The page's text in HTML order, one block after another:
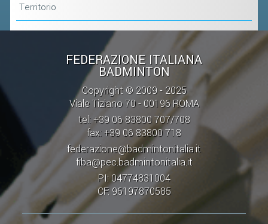
Territorio
FEDERAZIONE ITALIANA
BADMINTON
Copyright © 2009 - 2025
Viale Tiziano 70 - 00196 ROMA
tel: +39 06 83800 707/708
fax: +39 06 83800 718
federazione@badmintonitalia.it
fiba@pec.badmintonitalia.it
PI: 04774831004
CF: 96197870585
UFFICIALI DI GARA
RICHIESTA TORNEI
EVENTI SOSTENIBILI
PARA BADMINTON
L'ATTIVITÀ
TESSERAMENTO
REGOLAMENTI
GARE